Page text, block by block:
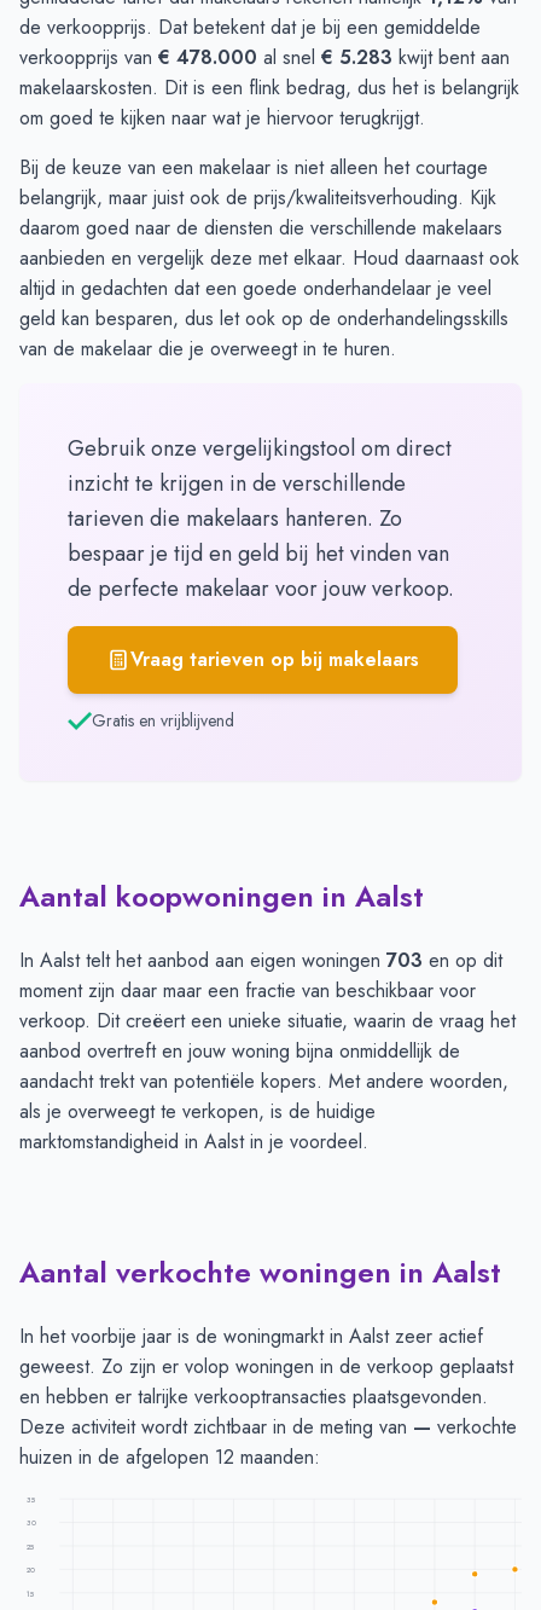
de verkoopprijs. Dat betekent dat je bij een gemiddelde
verkoopprijs van € 478.000 al snel € 5.283 kwijt bent aan
makelaarskosten. Dit is een flink bedrag, dus het is belangrijk
om goed te kijken naar wat je hiervoor terugkrijgt.
Bij de keuze van een makelaar is niet alleen het courtage
belangrijk, maar juist ook de prijs/kwaliteitsverhouding. Kijk
daarom goed naar de diensten die verschillende makelaars
aanbieden en vergelijk deze met elkaar. Houd daarnaast ook
altijd in gedachten dat een goede onderhandelaar je veel
geld kan besparen, dus let ook op de onderhandelingsskills
van de makelaar die je overweegt in te huren.
Gebruik onze vergelijkingstool om direct
inzicht te krijgen in de verschillende
tarieven die makelaars hanteren. Zo
bespaar je tijd en geld bij het vinden van
de perfecte makelaar voor jouw verkoop.
Vraag tarieven op bij makelaars
Gratis en vrijblijvend
Aantal koopwoningen in Aalst
In Aalst telt het aanbod aan eigen woningen 703 en op dit
moment zijn daar maar een fractie van beschikbaar voor
verkoop. Dit creëert een unieke situatie, waarin de vraag het
aanbod overtreft en jouw woning bijna onmiddellijk de
aandacht trekt van potentiële kopers. Met andere woorden,
als je overweegt te verkopen, is de huidige
marktomstandigheid in Aalst in je voordeel.
Aantal verkochte woningen in Aalst
In het voorbije jaar is de woningmarkt in Aalst zeer actief
geweest. Zo zijn er volop woningen in de verkoop geplaatst
en hebben er talrijke verkooptransacties plaatsgevonden.
Deze activiteit wordt zichtbaar in de meting van — verkochte
huizen in de afgelopen 12 maanden:
35
30
25
20
15